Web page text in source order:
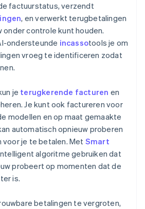
factuurstatus, verzendt
, en verwerkt terugbetalingen
onder controle kunt houden.
ondersteunde incassotools je om
vroeg te identificeren zodat
je terugkerende facturen en
Je kunt ook factureren voor
modellen en op maat gemaakte
automatisch opnieuw proberen
je te betalen. MetSmart
algoritme gebruiken dat
probeert op momenten dat de
is.
betalingen te vergroten,